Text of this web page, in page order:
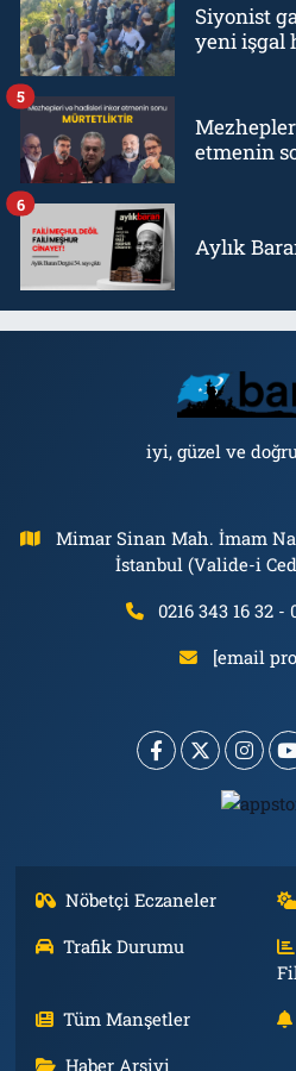
Siyonist
yeni işgal
etmenin
5
Aylık
6
iyi, güzel ve
Mimar Sinan Mah. İmam
İstanbul (Valide-i
0216 343 16 32 -
[email
Nöbetçi Eczaneler
Trafik Durumu
Tüm Manşetler
Haber Arşivi